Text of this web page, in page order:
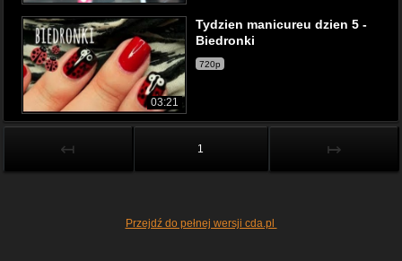
03:21
Tydzien manicureu dzien 5 -
Biedronki
720p
↤ 1 ↦
Przejdź do pełnej wersji cda.pl